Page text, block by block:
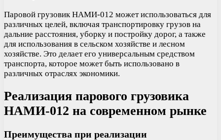
Паровой грузовик НАМИ-012 может использоваться для
различных целей, включая транспортировку грузов на
дальние расстояния, уборку и постройку дорог, а также
для использования в сельском хозяйстве и лесном
хозяйстве. Это делает его универсальным средством
транспорта, которое может быть использовано в
различных отраслях экономики.
Реализация парового грузовика
НАМИ-012 на современном рынке
Преимущества при реализации